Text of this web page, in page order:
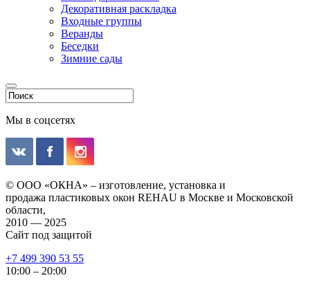
Декоративная раскладка
Входные группы
Веранды
Беседки
Зимние сады
Мы в соцсетях
© ООО «ОКНА» – изготовление, установка и
продажа пластиковых окон REHAU в Москве и Московской
области,
2010 — 2025
Сайт под защитой
+7 499 390 53 55
10:00 – 20:00